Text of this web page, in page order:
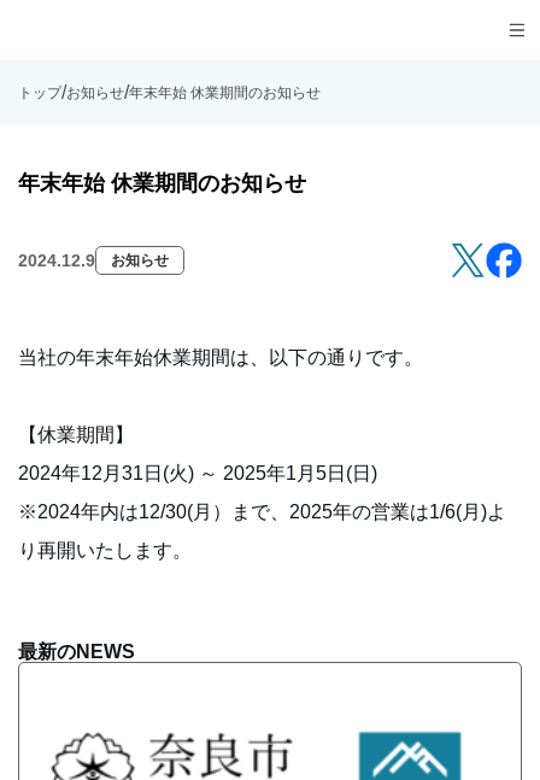
拠点一覧
トップ/お知らせ/年末年始 休業期間のお知らせ
年末年始 休業期間のお知らせ
2024.12.9 お知らせ
当社の年末年始休業期間は、以下の通りです。
【休業期間】
2024年12月31日(火) ～ 2025年1月5日(日)
※2024年内は12/30(月）まで、2025年の営業は1/6(月)よ
り再開いたします。
最新のNEWS